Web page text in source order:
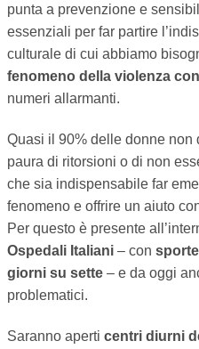
SALUTE
PSICOLOGIA
punta a prevenzione e
essenziali per far partire
culturale di cui abbiamo
fenomeno della violenza
numeri allarmanti.
Quasi il 90% delle donne
paura di ritorsioni o di non
che sia indispensabile far
fenomeno e offrire un aiuto
Per questo è presente
Ospedali Italiani – con
giorni su sette – e da oggi
problematici.
Saranno aperti centri diurni